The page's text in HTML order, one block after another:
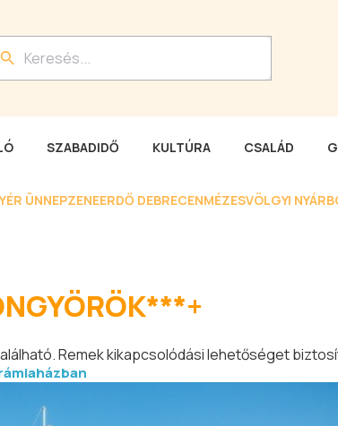
SZABADIDŐ KULTÚRA CSALÁD
ÜNNEPZENEERDŐ DEBRECENMÉZESVÖLGYI NYÁR
Remek kikapcsolódási lehetőséget